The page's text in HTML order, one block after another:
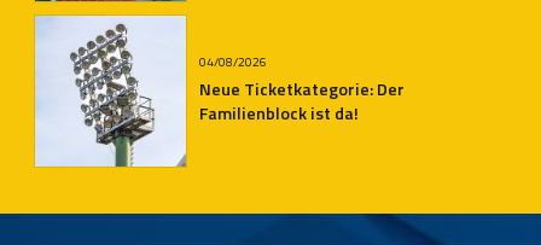
04/08/2026
Neue Ticketkategorie: Der
Familienblock ist da!